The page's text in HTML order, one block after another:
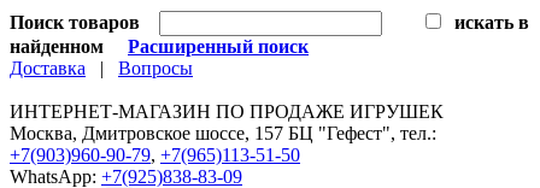
Поиск товаров
искать в
найденном
Расширенный поиск
Доставка | Вопросы
ИНТЕРНЕТ-МАГАЗИН ПО ПРОДАЖЕ ИГРУШЕК
Москва, Дмитровское шоссе, 157 БЦ "Гефест", тел.:
+7(903)960-90-79, +7(965)113-51-50
WhatsApp: +7(925)838-83-09